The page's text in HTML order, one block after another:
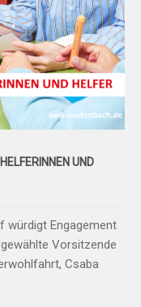
UND
würdigt Engagement
Vorsitzende
Csaba